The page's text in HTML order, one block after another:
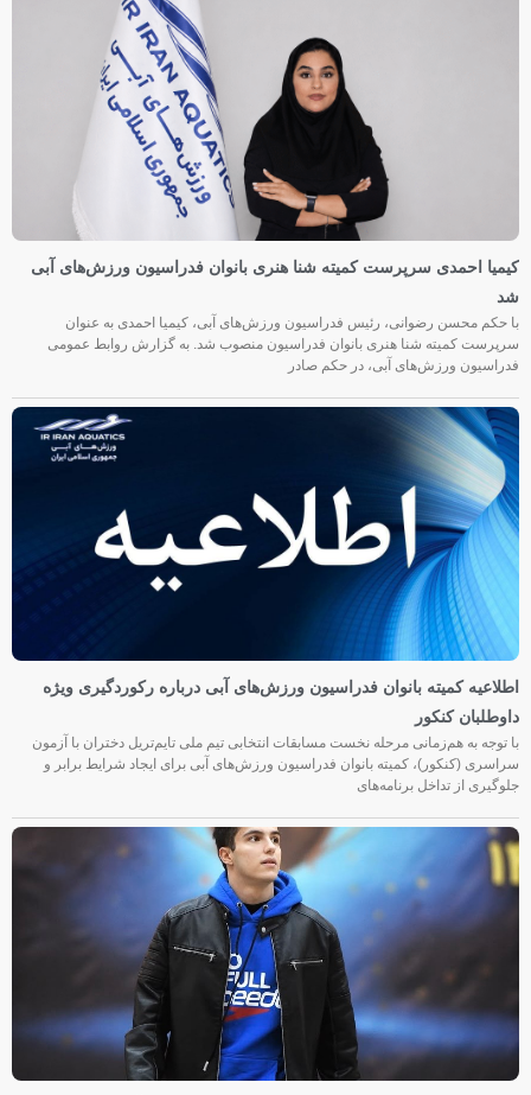
کیمیا احمدی سرپرست کمیته شنا هنری بانوان فدراسیون ورزش‌های آبی
شد
با حکم محسن رضوانی، رئیس فدراسیون ورزش‌های آبی، کیمیا احمدی به عنوان
سرپرست کمیته شنا هنری بانوان فدراسیون منصوب شد. به گزارش روابط عمومی
فدراسیون ورزش‌های آبی، در حکم صادر
اطلاعیه کمیته بانوان فدراسیون ورزش‌های آبی درباره رکوردگیری ویژه
داوطلبان کنکور
با توجه به هم‌زمانی مرحله نخست مسابقات انتخابی تیم ملی تایم‌تریل دختران با آزمون
سراسری (کنکور)، کمیته بانوان فدراسیون ورزش‌های آبی برای ایجاد شرایط برابر و
جلوگیری از تداخل برنامه‌های